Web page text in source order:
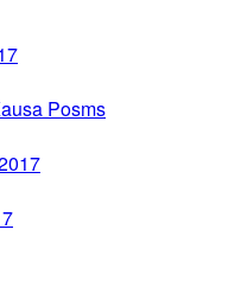
Posms